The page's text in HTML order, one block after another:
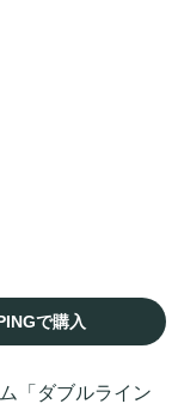
で購入
「ダブルライン